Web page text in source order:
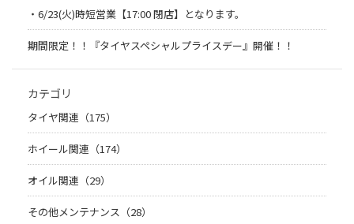
・6/23(火)時短営業【17:00 閉店】となります。
期間限定！！『タイヤスペシャルプライスデー』開催！！
カテゴリ
タイヤ関連（175）
ホイール関連（174）
オイル関連（29）
その他メンテナンス（28）